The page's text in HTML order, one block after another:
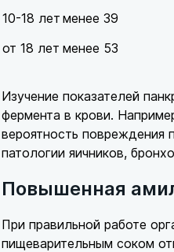
10-18 лет менее 39
от 18 лет менее 53
Изучение показателей
фермента в крови.
вероятность повреждения
патологии яичников,
Повышенная
При правильной работе
пищеварительным соком